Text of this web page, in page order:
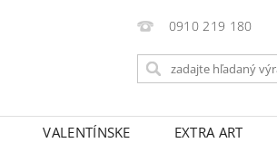
0910 219 180
VALENTÍNSKE EXTRA ART